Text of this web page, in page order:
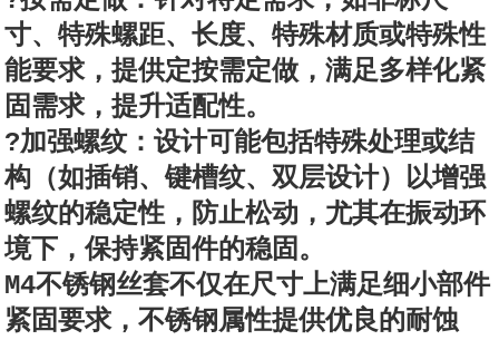
寸、特殊螺距、长度、特殊材质或特殊性
能要求，提供定按需定做，满足多样化紧
固需求，提升适配性。
?加强螺纹：设计可能包括特殊处理或结
构（如插销、键槽纹、双层设计）以增强
螺纹的稳定性，防止松动，尤其在振动环
境下，保持紧固件的稳固。
M4不锈钢丝套不仅在尺寸上满足细小部件
紧固要求，不锈钢属性提供优良的耐蚀